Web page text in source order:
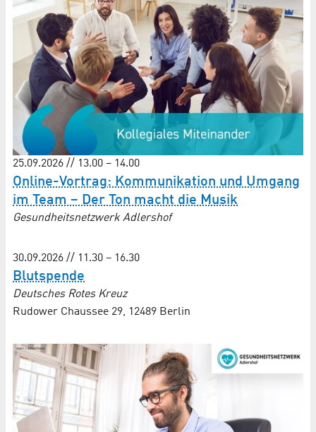
25.09.2026 // 13.00 – 14.00
Online-Vortrag: Kommunikation und Umgang
im Team – Der Ton macht die Musik
Gesundheitsnetzwerk Adlershof
30.09.2026 // 11.30 – 16.30
Blutspende
Deutsches Rotes Kreuz
Rudower Chaussee 29, 12489 Berlin